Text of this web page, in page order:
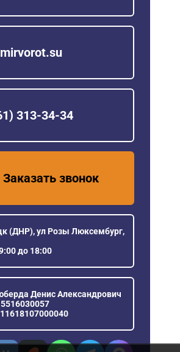
313-34-34
Заказать звонок
(ДНР), ул Розы Люксембург,
до 18:00
Денис Александрович